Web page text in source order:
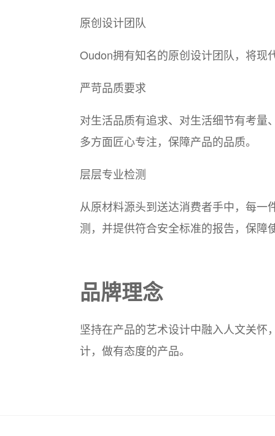
原创设计团队
Oudon拥有知名的原创设计团队，将现
严苛品质要求
对生活品质有追求、对生活细节有考
多方面匠心专注，保障产品的品质。
层层专业检测
从原材料源头到送达消费者手中，每
测，并提供符合安全标准的报告，保障
品牌理念
坚持在产品的艺术设计中融入人文关
计，做有态度的产品。